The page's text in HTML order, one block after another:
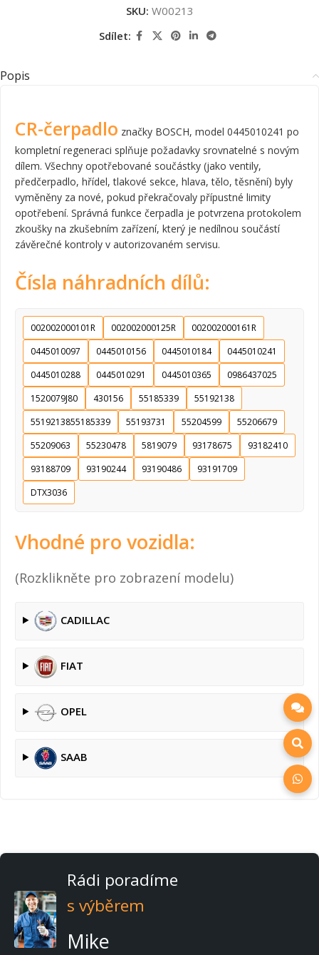
SKU: W00213
Sdílet:
Popis
CR-čerpadlo značky BOSCH, model 0445010241 po
kompletní regeneraci splňuje požadavky srovnatelné s novým
dílem. Všechny opotřebované součástky (jako ventily,
předčerpadlo, hřídel, tlakové sekce, hlava, tělo, těsnění) byly
vyměněny za nové, pokud překračovaly přípustné limity
opotřebení. Správná funkce čerpadla je potvrzena protokolem
zkoušky na zkušebním zařízení, který je nedílnou součástí
závěrečné kontroly v autorizovaném servisu.
Čísla náhradních dílů:
002002000101R 002002000125R
002002000161R
0445010097
0445010156 0445010184
0445010241
0445010288
0445010291 0445010365
0986437025
1520079J80
430156 55185339
55192138
5519213855185339
55193731 55204599
55206679
55209063
55230478 5819079 93178675
93182410
93188709
93190244 93190486
93191709
DTX3036
Vhodné pro vozidla:
(Rozklikněte pro zobrazení modelu)
CADILLAC
FIAT
OPEL
SAAB
Rádi poradíme
s výběrem
Mike